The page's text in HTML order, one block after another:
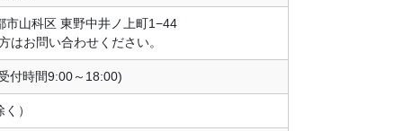
山科区 東野中井ノ上町1−44
お問い合わせください。
付時間9:00～18:00)
）